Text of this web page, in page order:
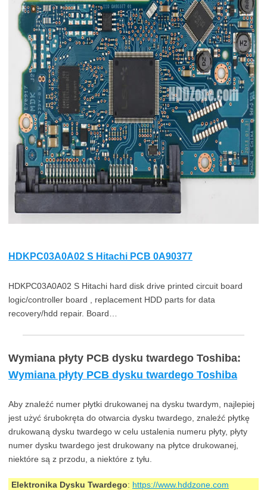
HDKPC03A0A02 S Hitachi PCB 0A90377
HDKPC03A0A02 S Hitachi hard disk drive printed circuit board
logic/controller board , replacement HDD parts for data
recovery/hdd repair. Board…
Wymiana płyty PCB dysku twardego Toshiba:
Wymiana płyty PCB dysku twardego Toshiba
Aby znaleźć numer płytki drukowanej na dysku twardym, najlepiej
jest użyć śrubokręta do otwarcia dysku twardego, znaleźć płytkę
drukowaną dysku twardego w celu ustalenia numeru płyty, płyty
numer dysku twardego jest drukowany na płytce drukowanej,
niektóre są z przodu, a niektóre z tyłu.
Elektronika Dysku Twardego: https://www.hddzone.com